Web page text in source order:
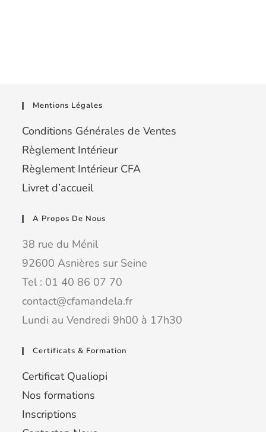
Mentions Légales
Conditions Générales de Ventes
Règlement Intérieur
Règlement Intérieur CFA
Livret d’accueil
A Propos De Nous
38 rue du Ménil
92600 Asnières sur Seine
Tel : 01 40 86 07 70
contact@cfamandela.fr
Lundi au Vendredi 9h00 à 17h30
Certificats & Formation
Certificat Qualiopi
Nos formations
Inscriptions